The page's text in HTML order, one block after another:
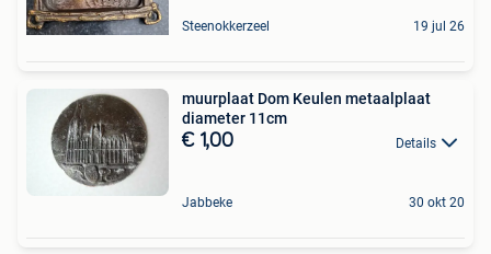
Steenokkerzeel 19 jul 26
muurplaat Dom Keulen metaalplaat
diameter 11cm
€ 1,00 Details
Jabbeke 30 okt 20